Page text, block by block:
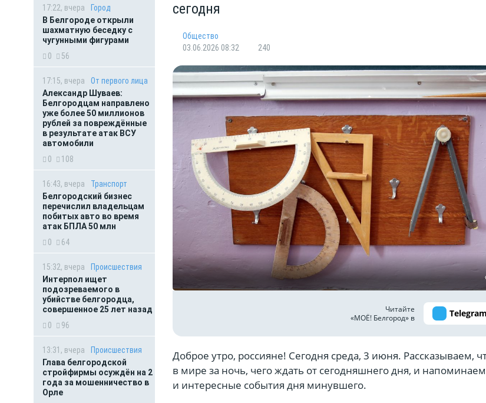
17:22, вчера
Город
В Белгороде открыли
шахматную беседку с
чугунными фигурами
0
56
17:15, вчера
От первого лица
Александр Шуваев:
Белгородцам направлено
уже более 50 миллионов
рублей за повреждённые
в результате атак ВСУ
автомобили
0
108
16:43, вчера
Транспорт
Белгородский бизнес
перечислил владельцам
побитых авто во время
атак БПЛА 50 млн
0
64
15:32, вчера
Происшествия
Интерпол ищет
подозреваемого в
убийстве белгородца,
совершенное 25 лет назад
0
96
13:31, вчера
Происшествия
Глава белгородской
стройфирмы осуждён на 2
года за мошенничество в
Орле
сегодня
Общество
03.06.2026 08:32
240
Читайте
«МОЁ! Белгород» в
Telegram
Доброе утро, россияне! Сегодня среда, 3 июня. Рассказываем,
в мире за ночь, чего ждать от сегодняшнего дня, и
и интересные события дня минувшего.